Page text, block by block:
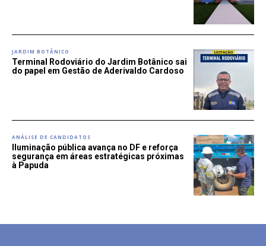
JARDIM BOTÂNICO
Terminal Rodoviário do Jardim Botânico sai
do papel em Gestão de Aderivaldo Cardoso
ANÁLISE DE CANDIDATOS
Iluminação pública avança no DF e reforça
segurança em áreas estratégicas próximas
à Papuda